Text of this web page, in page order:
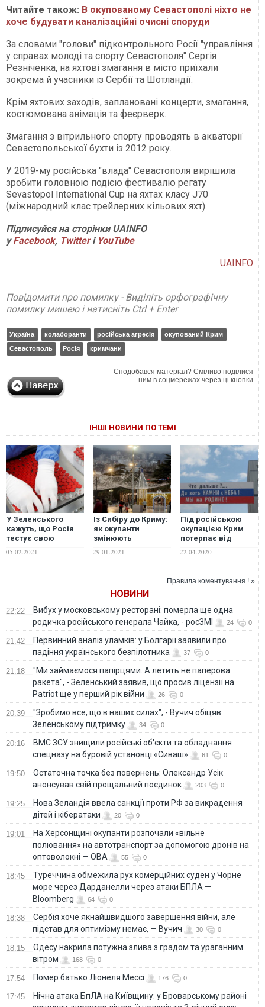
Читайте також: В окупованому Севастополі ніхто не
хоче будувати каналізаційні очисні споруди
За словами "голови" підконтрольного Росії "управління
у справах молоді та спорту Севастополя" Сергія
Резніченка, на яхтові змагання в місто приїхали
зокрема й учасники із Сербії та Шотландії.
Крім яхтових заходів, заплановані концерти, змагання,
костюмована анімація та феєрверк.
Змагання з вітрильного спорту проводять в акваторії
Севастопольської бухти із 2012 року.
У 2019-му російська "влада" Севастополя вирішила
зробити головною подією фестивалю регату
Sevastopol International Cup на яхтах класу J70
(міжнародний клас трейлерних кільових яхт).
Підписуйся на сторінки UAINFO
уFacebook, Twitter і YouTube
UAINFO
Повідомити про помилку - Виділіть орфографічну
помилку мишею і натисніть Ctrl + Enter
Україна колаборанти російська агресія
окупований Крим
Севастополь
Росія кримчани
Сподобався матеріал? Сміливо поділися
ним в соцмережах через ці кнопки
ІНШІ НОВИНИ ПО ТЕМІ
У Зеленського
кажуть, що Росія
тестує свою
бюджетниках у
05.02.2021
Із Сибіру до Криму:
як окупанти
змінюють
загарбаного
29.01.2021
Під російською
окупацією Крим
потерпає від
каміння з неба лих
22.04.2020
Правила коментування ! »
НОВИНИ
22:22
Вибух у московському ресторані: померла ще одна
родичка російського генерала Чайка, - росЗМІ
24 0
21:42
Первинний аналіз уламків: у Болгарії заявили про
падіння українського безпілотника
37 0
21:18
"Ми займаємося папірцями. А летить не паперова
ракета", - Зеленський заявив, що просив ліцензії на
Patriot ще у перший рік війни
26 0
20:39
"Зробимо все, що в наших силах", - Вучич обіцяв
Зеленському підтримку
34 0
20:16
ВМС ЗСУ знищили російські об'єкти та обладнання
спецназу на буровій установці «Сиваш»
61 0
19:50
Остаточна точка без повернень: Олександр Усік
анонсував свій прощальний поєдинок
203 0
19:25
Нова Зеландія ввела санкції проти РФ за викрадення
дітей і кібератаки
20 0
19:01
На Херсонщині окупанти розпочали «вільне
полювання» на автотранспорт за допомогою дронів на
оптоволокні — ОВА
55 0
18:45
Туреччина обмежила рух комерційних суден у Чорне
море через Дарданелли через атаки БПЛА —
Bloomberg
64 0
18:38
Сербія хоче якнайшвидшого завершення війни, але
підстав для оптимізму немає, — Вучич
30 0
18:15
Одесу накрила потужна злива з градом та ураганним
вітром
168 0
17:54 Помер батько Ліонеля Мессі 176 0
17:45
Нічна атака БпЛА на Київщину: у Броварському районі